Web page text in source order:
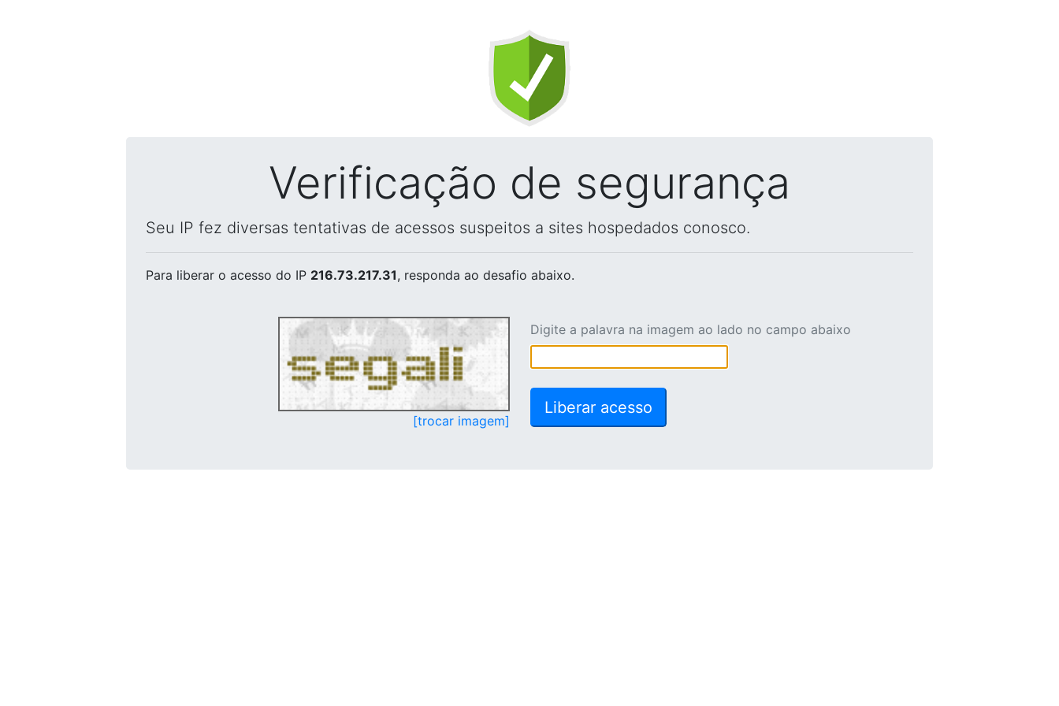
Verificação de segurança
Seu IP fez diversas tentativas de acessos suspeitos a sites hospedados conosco.
Para liberar o acesso do IP 216.73.217.31, responda ao desafio abaixo.
[trocar imagem]
Digite a palavra na imagem ao lado no campo abaixo